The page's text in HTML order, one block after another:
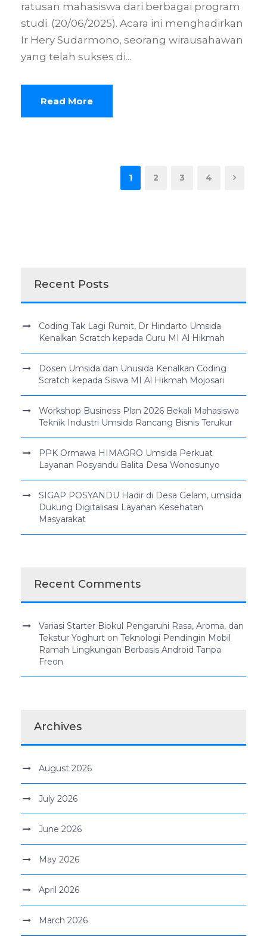
ratusan mahasiswa dari berbagai program
studi. (20/06/2025). Acara ini menghadirkan
Ir Hery Sudarmono, seorang wirausahawan
yang telah sukses di...
Read More
1 2 3 4
Recent Posts
Coding Tak Lagi Rumit, Dr Hindarto Umsida
Kenalkan Scratch kepada Guru MI Al Hikmah
Dosen Umsida dan Unusida Kenalkan Coding
Scratch kepada Siswa MI Al Hikmah Mojosari
Workshop Business Plan 2026 Bekali Mahasiswa
Teknik Industri Umsida Rancang Bisnis Terukur
PPK Ormawa HIMAGRO Umsida Perkuat
Layanan Posyandu Balita Desa Wonosunyo
SIGAP POSYANDU Hadir di Desa Gelam, umsida
Dukung Digitalisasi Layanan Kesehatan
Masyarakat
Recent Comments
Variasi Starter Biokul Pengaruhi Rasa, Aroma, dan
Tekstur Yoghurt on Teknologi Pendingin Mobil
Ramah Lingkungan Berbasis Android Tanpa
Freon
Archives
August 2026
July 2026
June 2026
May 2026
April 2026
March 2026